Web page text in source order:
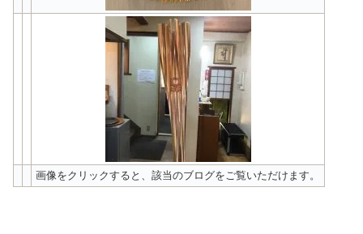
画像をクリックすると、該当のブログをご覧いただけます。